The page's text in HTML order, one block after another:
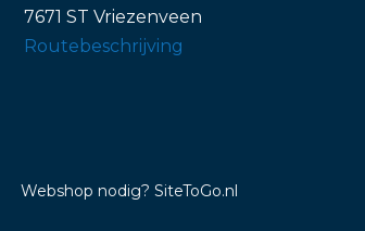
7671 ST Vriezenveen
Routebeschrijving
Webshop nodig? SiteToGo.nl